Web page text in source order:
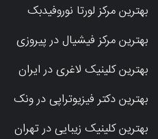
بهترین مرکز لورتا نوروفیدبک
بهترین مرکز فیشیال در پیروزی
بهترین کلینیک لاغری در ایران
بهترین دکتر فیزیوتراپی در ونک
بهترین کلینیک زیبایی در تهران